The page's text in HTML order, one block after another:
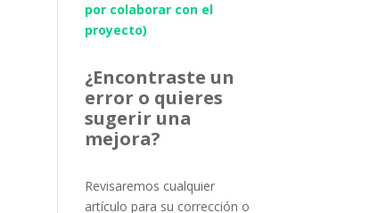
por colaborar con el
proyecto)
¿Encontraste un
error o quieres
sugerir una
mejora?
Revisaremos cualquier
artículo para su corrección o